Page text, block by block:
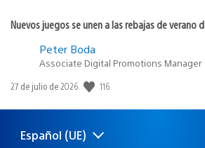
Nuevos juegos se unen a las rebajas de verano
Peter Boda
Associate Digital Promotions Manager
Fecha
publicación:
27 de julio de 2026 116
Selecciona
Región
Español (UE)